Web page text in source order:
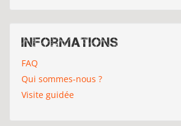
Informations
FAQ
Qui sommes-nous ?
Visite guidée